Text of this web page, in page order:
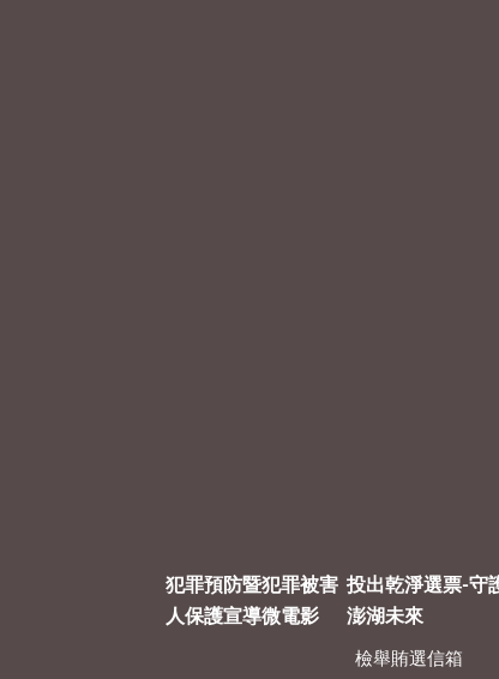
犯罪預防暨犯罪被害
人保護宣導微電影
投出乾淨選票-守
澎湖未來
檢舉賄選信箱